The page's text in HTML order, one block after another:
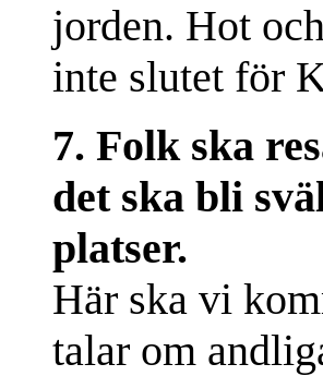
jorden. Hot
inte slutet för
7. Folk ska
det ska bli
platser.
Här ska vi
talar om